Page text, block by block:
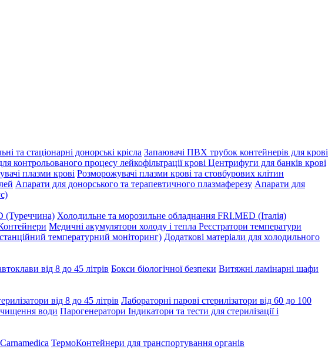
та стаціонарні донорські крісла Запаювачі ПВХ трубок контейнерів для крові
контрольованого процесу лейкофільтрації крові Центрифуги для банків крові
плазми крові Розморожувачі плазми крові та стовбурових клітин
Апарати для донорського та терапевтичного плазмаферезу Апарати для
(Туреччина) Холодильне та морозильне обладнання FRI.MED (Італія)
Медичні акумулятори холоду і тепла Реєстратори температури
температурний моніторинг) Додаткові матеріали для холодильного
від 8 до 45 літрів Бокси біологічної безпеки Витяжні ламінарні шафи
від 8 до 45 літрів Лабораторні парові стерилізатори від 60 до 100
води Парогенератори Індикатори та тести для стерилізації і
ТермоКонтейнери для транспортування органів